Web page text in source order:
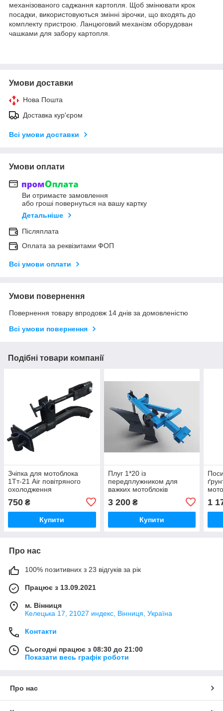
механізованого саджання картопля. Щоб змінювати крок
посадки, використовуються змінні зірочки, що входять до
комплекту пристрою. Ланцюговий механізм оборудован
чашками для забору картопля.
Умови доставки
Нова Пошта
Доставка кур'єром
Всі умови доставки
Умови оплати
Ви отримаєте замовлення
або гроші повернуться на вашу картку
Детальніше
Післяплата
Оплата за реквізитами ФОП
Всі умови оплати
Умови повернення
Повернення товару впродовж 14 днів за домовленістю
Всі умови повернення
Подібні товари компанії
Зчіпка для мотоблока
1Tт-21 Air повітряного
охолодження
750 ₴
Купити
Плуг 1*20 із
передплужником для
важких мотоблоків
3 200₴
Купити
1
Про нас
100% позитивних з 23 відгуків за рік
Працює з 13.09.2021
м. Вінниця
Келецька 17, 21027 индекс, Вінниця, Україна
Контакти
Сьогодні працює з 08:30 до 21:00
Показати весь графік роботи
Про нас